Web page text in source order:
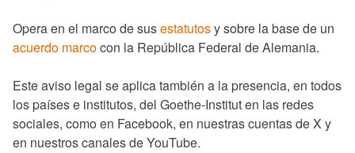
Opera en el marco de susestatutosy sobre la base de un
acuerdo marcocon la República Federal de Alemania.
Este aviso legal se aplica también a la presencia, en todos
los países e institutos, del Goethe-Institut en las redes
sociales, como en Facebook, en nuestras cuentas de X y
en nuestros canales de YouTube.